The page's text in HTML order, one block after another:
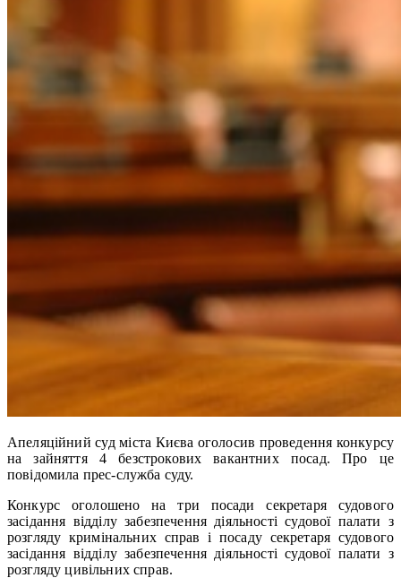
Апеляційний суд міста Києва оголосив проведення конкурсу
на зайняття 4 безстрокових вакантних посад. Про це
повідомила прес-служба суду.
Конкурс оголошено на три посади секретаря судового
засідання відділу забезпечення діяльності судової палати з
розгляду кримінальних справ і посаду секретаря судового
засідання відділу забезпечення діяльності судової палати з
розгляду цивільних справ.